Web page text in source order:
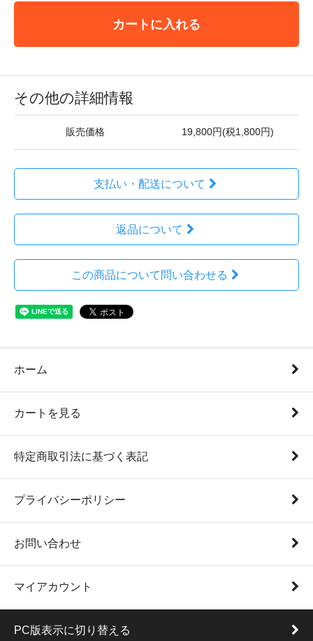
カートに入れる
その他の詳細情報
販売価格 19,800円(税1,800円)
支払い・配送について
返品について
この商品について問い合わせる
ホーム
カートを見る
特定商取引法に基づく表記
プライバシーポリシー
お問い合わせ
マイアカウント
PC版表示に切り替える